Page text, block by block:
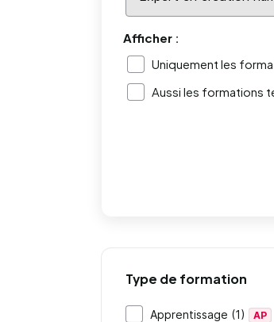
Afficher :
Uniquement les
Aussi les formations
Type de formation
Apprentissage (1) AP